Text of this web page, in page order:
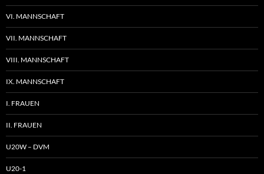
VI. MANNSCHAFT
VII. MANNSCHAFT
VIII. MANNSCHAFT
IX. MANNSCHAFT
I. FRAUEN
II. FRAUEN
U20W – DVM
U20-1